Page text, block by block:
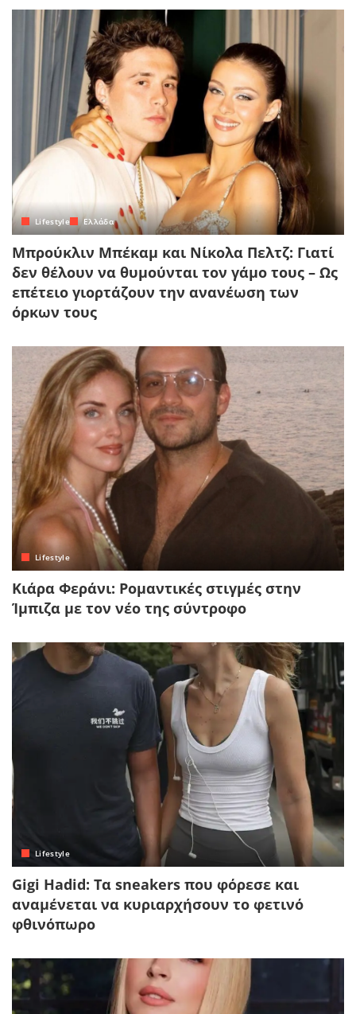
Lifestyle Ελλάδα
Μπρούκλιν Μπέκαμ και Νίκολα Πελτζ: Γιατί
δεν θέλουν να θυμούνται τον γάμο τους – Ως
επέτειο γιορτάζουν την ανανέωση των
όρκων τους
Lifestyle
Κιάρα Φεράνι: Ρομαντικές στιγμές στην
Ίμπιζα με τον νέο της σύντροφο
Lifestyle
Gigi Hadid: Τα sneakers που φόρεσε και
αναμένεται να κυριαρχήσουν το φετινό
φθινόπωρο